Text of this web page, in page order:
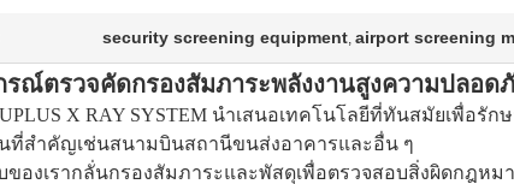
security screening equipment, airport screening
รณ์ตรวจคัดกรองสัมภาระพลังงานสูงความปลอดภั
X RAY SYSTEM นำเสนอเทคโนโลยีที่ทันสมัยเพื่อรั
ที่สำคัญเช่นสนามบินสถานีขนส่งอาคารและอื่น ๆ
ของเรากลั่นกรองสัมภาระและพัสดุเพื่อตรวจสอบสิ่งผิดกฎห